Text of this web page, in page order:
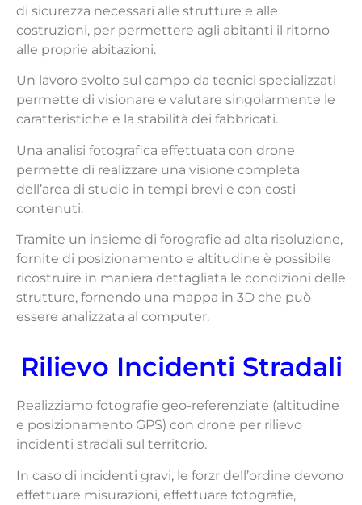
di sicurezza necessari alle strutture e alle
costruzioni, per permettere agli abitanti il ritorno
alle proprie abitazioni.
Un lavoro svolto sul campo da tecnici specializzati
permette di visionare e valutare singolarmente le
caratteristiche e la stabilità dei fabbricati.
Una analisi fotografica effettuata con drone
permette di realizzare una visione completa
dell’area di studio in tempi brevi e con costi
contenuti.
Tramite un insieme di forografie ad alta risoluzione,
fornite di posizionamento e altitudine è possibile
ricostruire in maniera dettagliata le condizioni delle
strutture, fornendo una mappa in 3D che può
essere analizzata al computer.
Rilievo Incidenti Stradali
Realizziamo fotografie geo-referenziate (altitudine
e posizionamento GPS) con drone per rilievo
incidenti stradali sul territorio.
In caso di incidenti gravi, le forzr dell’ordine devono
effettuare misurazioni, effettuare fotografie,